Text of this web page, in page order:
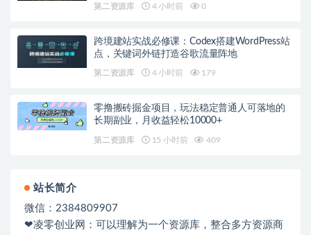
第二资源库 4 小时前 0
跨境建站实战必修课：Codex搭建WordPress站
点，关键词外链打造谷歌流量阵地
第二资源库 4 小时前 179
零撸搬砖掘金项目，玩法稳定普通人可落地的
长期副业，月收益轻松10000+
第二资源库 15 小时前 409
站长简介
微信：2384809907
❤凌零创业网：可以理解为一个资源库，整合多方资源商